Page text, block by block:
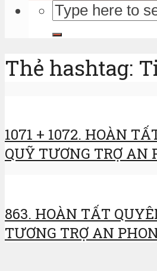
Thẻ hashtag:
1071 + 1072. HOÀN
QUỸ TƯƠNG TRỢ AN
863. HOÀN TẤT
TƯƠNG TRỢ AN